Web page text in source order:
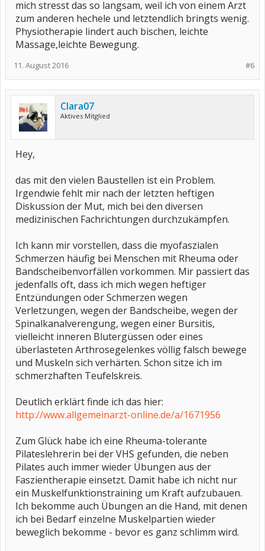
mich stresst das so langsam, weil ich von einem Arzt
zum anderen hechele und letztendlich bringts wenig.
Physiotherapie lindert auch bischen, leichte
Massage,leichte Bewegung.
#6
11. August 2016
Clara07
Aktives Mitglied
Hey,
das mit den vielen Baustellen ist ein Problem.
Irgendwie fehlt mir nach der letzten heftigen
Diskussion der Mut, mich bei den diversen
medizinischen Fachrichtungen durchzukämpfen.
Ich kann mir vorstellen, dass die myofaszialen
Schmerzen häufig bei Menschen mit Rheuma oder
Bandscheibenvorfällen vorkommen. Mir passiert das
jedenfalls oft, dass ich mich wegen heftiger
Entzündungen oder Schmerzen wegen
Verletzungen, wegen der Bandscheibe, wegen der
Spinalkanalverengung, wegen einer Bursitis,
vielleicht inneren Blutergüssen oder eines
überlasteten Arthrosegelenkes völlig falsch bewege
und Muskeln sich verhärten. Schon sitze ich im
schmerzhaften Teufelskreis.
Deutlich erklärt finde ich das hier:
http://www.allgemeinarzt-online.de/a/1671956
Zum Glück habe ich eine Rheuma-tolerante
Pilateslehrerin bei der VHS gefunden, die neben
Pilates auch immer wieder Übungen aus der
Faszientherapie einsetzt. Damit habe ich nicht nur
ein Muskelfunktionstraining um Kraft aufzubauen.
Ich bekomme auch Übungen an die Hand, mit denen
ich bei Bedarf einzelne Muskelpartien wieder
beweglich bekomme - bevor es ganz schlimm wird.